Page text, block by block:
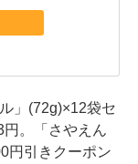
」(72g)×12袋セ
。「さやえん
円引きクーポン